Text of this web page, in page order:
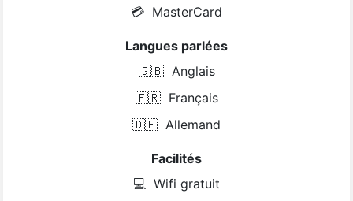
💳 MasterCard
Langues parlées
🇬🇧 Anglais
🇫🇷 Français
🇩🇪 Allemand
Facilités
💻 Wifi gratuit